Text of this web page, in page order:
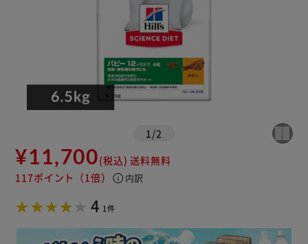
1 /2
¥11,700(税込) 送料無料
117ポイント （1倍） info 内訳
4 1件